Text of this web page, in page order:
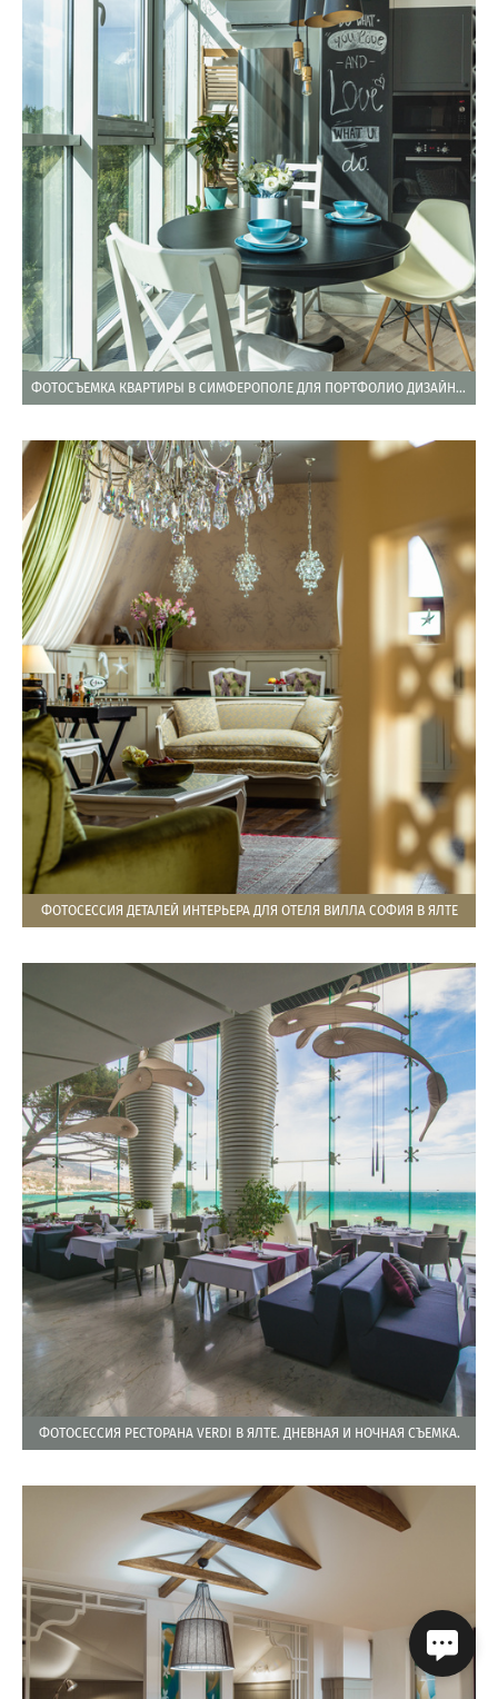
ФОТОСЪЕМКА КВАРТИРЫ В СИМФЕРОПОЛЕ ДЛЯ ПОРТФОЛИО ДИЗАЙНЕРА ИНТЕРЬЕРОВ
ФОТОСЕССИЯ ДЕТАЛЕЙ ИНТЕРЬЕРА ДЛЯ ОТЕЛЯ ВИЛЛА СОФИЯ В ЯЛТЕ
ФОТОСЕССИЯ РЕСТОРАНА VERDI В ЯЛТЕ. ДНЕВНАЯ И НОЧНАЯ СЪЕМКА.